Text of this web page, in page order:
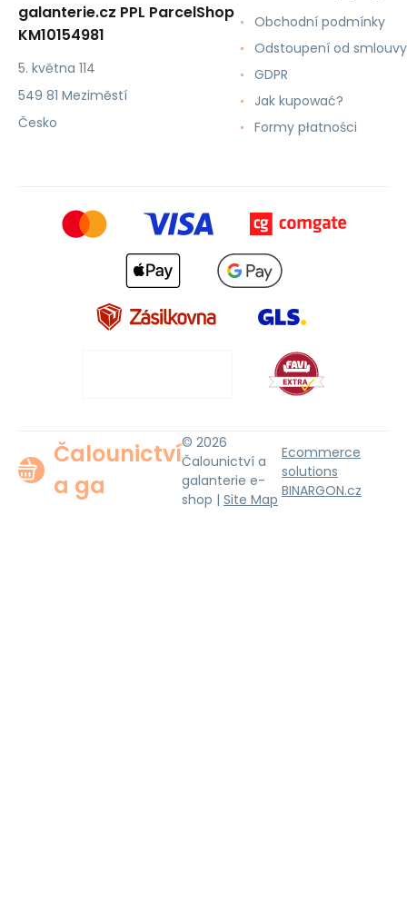
galanterie.cz PPL ParcelShop
KM10154981
5. května 114
549 81 Meziměstí
Česko
Obchodní podmínky
Odstoupení od smlouvy
GDPR
Jak kupować?
Formy płatności
Čalounictví
a ga
© 2026
Čalounictví a
galanterie e-
shop | Site Map
Ecommerce
solutions
BINARGON.cz